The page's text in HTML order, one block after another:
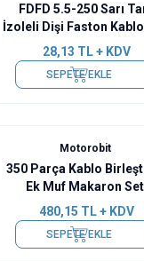
FDFD 5.5-250 Sarı
İzoleli Dişi Faston
10 Adet
28,13 TL + KDV
SEPETE EKLE
Motorobit
350 Parça Kablo
Ek Muf Makaron
480,15 TL + KDV
SEPETE EKLE